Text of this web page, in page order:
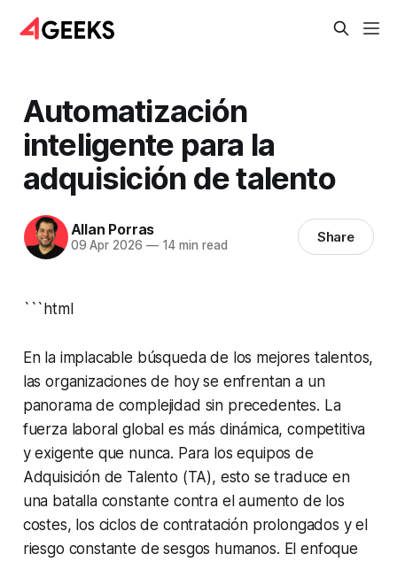
Automatización
inteligente para la
adquisición de talento
Allan Porras
09 Apr 2026 —14 min read Share
```html
En la implacable búsqueda de los mejores talentos,
las organizaciones de hoy se enfrentan a un
panorama de complejidad sin precedentes. La
fuerza laboral global es más dinámica, competitiva
y exigente que nunca. Para los equipos de
Adquisición de Talento (TA), esto se traduce en
una batalla constante contra el aumento de los
costes, los ciclos de contratación prolongados y el
riesgo constante de sesgos humanos. El enfoque